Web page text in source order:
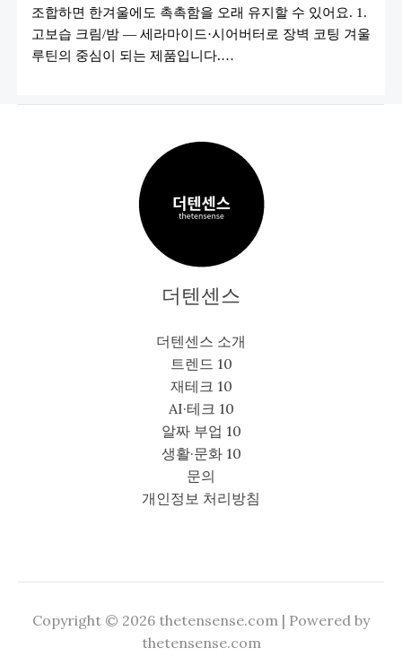
오
일
등)
조합하면 한겨울에도 촉촉함을 오래 유지할 수 있어요. 1.
고보습 크림/밤 — 세라마이드·시어버터로 장벽 코팅 겨울
루틴의 중심이 되는 제품입니다.…
더텐센스
더텐센스 소개
트렌드 10
재테크 10
AI·테크 10
알짜 부업 10
생활·문화 10
문의
개인정보 처리방침
Copyright © 2026 thetensense.com | Powered by
thetensense.com